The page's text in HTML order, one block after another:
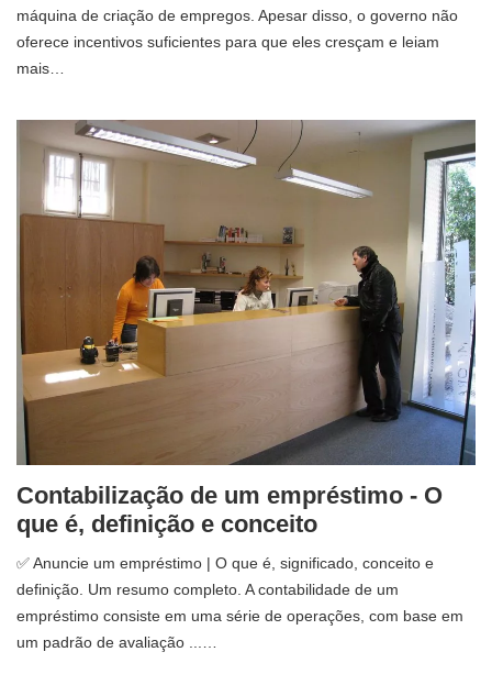
máquina de criação de empregos. Apesar disso, o governo não
oferece incentivos suficientes para que eles cresçam e leiam
mais…
Contabilização de um empréstimo - O
que é, definição e conceito
✅ Anuncie um empréstimo | O que é, significado, conceito e
definição. Um resumo completo. A contabilidade de um
empréstimo consiste em uma série de operações, com base em
um padrão de avaliação ...…